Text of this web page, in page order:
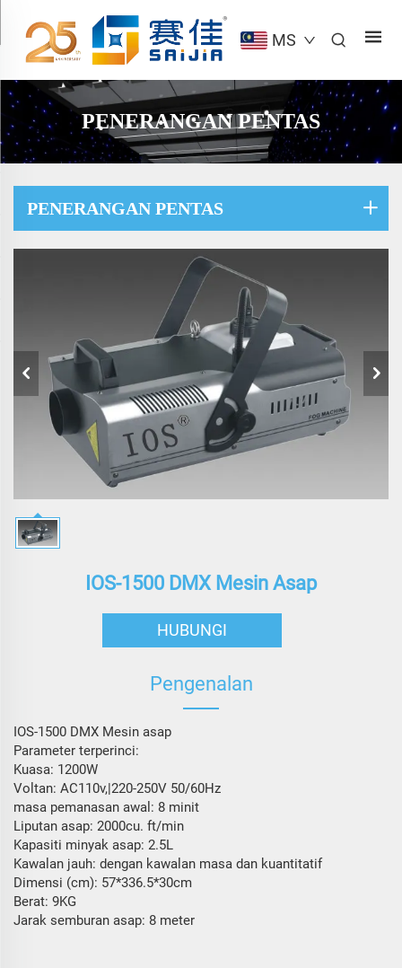
MS
PENERANGAN PENTAS
PENERANGAN PENTAS
IOS-1500 DMX Mesin Asap
HUBUNGI
Pengenalan
IOS-1500 DMX Mesin asap
Parameter terperinci:
Kuasa: 1200W
Voltan: AC110v,|220-250V 50/60Hz
masa pemanasan awal: 8 minit
Liputan asap: 2000cu. ft/min
Kapasiti minyak asap: 2.5L
Kawalan jauh: dengan kawalan masa dan kuantitatif
Dimensi (cm): 57*336.5*30cm
Berat: 9KG
Jarak semburan asap: 8 meter